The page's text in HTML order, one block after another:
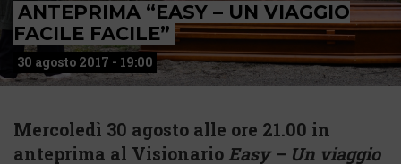
ANTEPRIMA “EASY – UN VIAGGIO
FACILE FACILE”
30 agosto 2017 - 19:00
Mercoledì 30 agosto alle ore 21.00 in
anteprima al Visionario Easy – Un viaggio